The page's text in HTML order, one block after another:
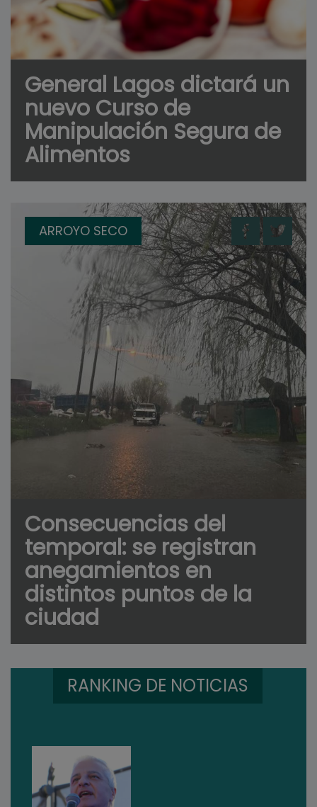
General Lagos dictará un
nuevo Curso de
Manipulación Segura de
Alimentos
ARROYO SECO
Consecuencias del
temporal: se registran
anegamientos en
distintos puntos de la
ciudad
RANKING DE NOTICIAS